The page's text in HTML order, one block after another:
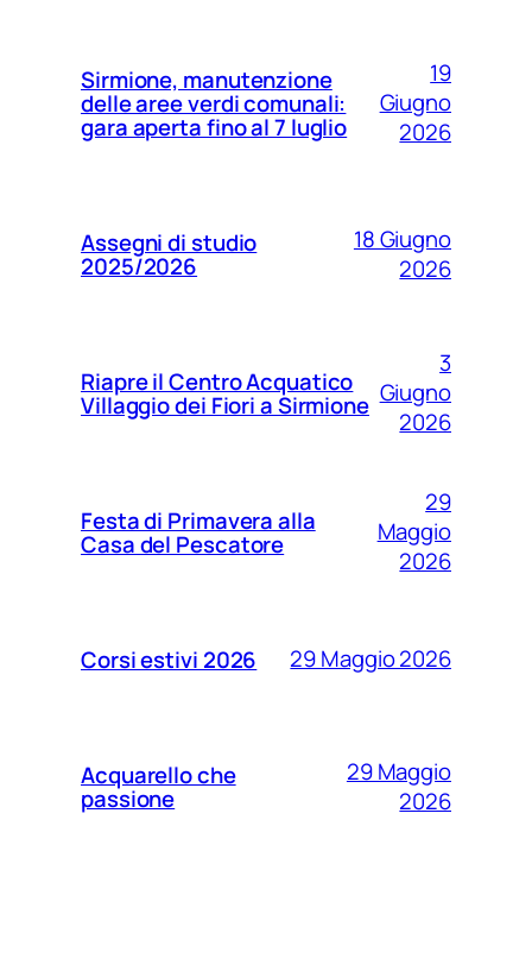
Sirmione, manutenzione
delle aree verdi comunali:
gara aperta fino al 7 luglio
19
Giugno
2026
Assegni di studio
2025/2026
18 Giugno
2026
Riapre il Centro Acquatico
Villaggio dei Fiori a Sirmione
3
Giugno
2026
Festa di Primavera alla
Casa del Pescatore
29
Maggio
2026
Corsi estivi 2026 29 Maggio 2026
Acquarello che
passione
29 Maggio
2026